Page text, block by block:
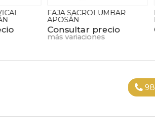
FAJA SACROLUMBAR
APOSÁN
Consultar precio
más variaciones